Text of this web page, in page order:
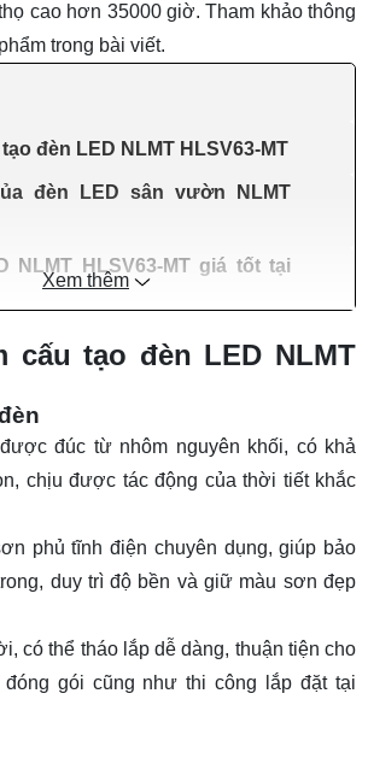
cao hơn 35000 giờ. Tham khảo thông
trong bài viết.
đèn LED NLMT HLSV63-MT
đèn LED sân vườn NLMT
NLMT HLSV63-MT giá tốt tại
Xem thêm
cấu tạo đèn LED NLMT
đúc từ nhôm nguyên khối, có khả
chịu được tác động của thời tiết khắc
phủ tĩnh điện chuyên dụng, giúp bảo
duy trì độ bền và giữ màu sơn đẹp
có thể tháo lắp dễ dàng, thuận tiện cho
đóng gói cũng như thi công lắp đặt tại